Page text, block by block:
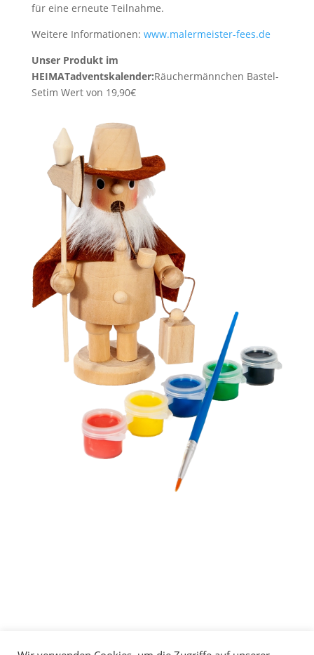
für eine erneute Teilnahme.
Weitere Informationen: www.malermeister-fees.de
Unser Produkt im
HEIMATadventskalender:Räuchermännchen Bastel-
Setim Wert von 19,90€